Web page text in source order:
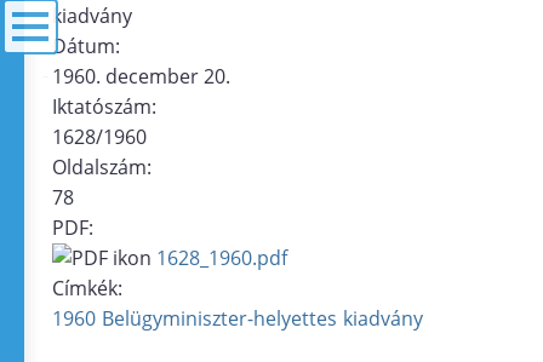
kiadvány
Dátum:
1960. december 20.
Iktatószám:
1628/1960
Oldalszám:
78
PDF:
1628_1960.pdf
Címkék:
1960 Belügyminiszter-helyettes kiadvány